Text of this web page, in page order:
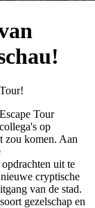
Tour
op
zou komen. Aan
uit te
cryptische
van de stad.
gezelschap en